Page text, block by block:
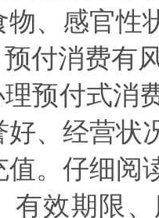
物、感官性
消费有风
付式消费
好、经营状
值。仔细阅
有效期限